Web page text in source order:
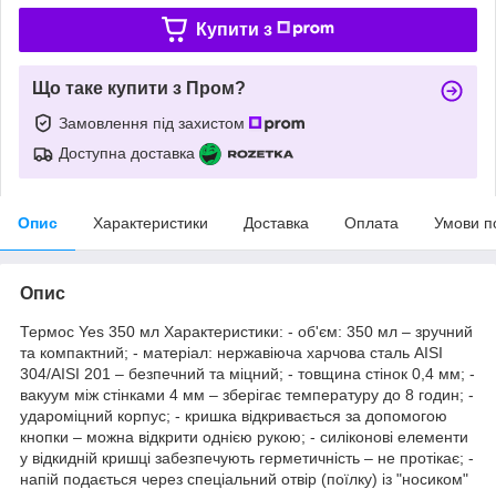
Купити з
Що таке купити з Пром?
Замовлення під захистом
Доступна доставка
Опис Характеристики Доставка Оплата Умови
Опис
Термос Yes 350 мл Характеристики: - об'єм: 350 мл – зручний
та компактний; - матеріал: нержавіюча харчова сталь AISI
304/AISI 201 – безпечний та міцний; - товщина стінок 0,4 мм; -
вакуум між стінками 4 мм – зберігає температуру до 8 годин; -
удароміцний корпус; - кришка відкривається за допомогою
кнопки – можна відкрити однією рукою; - силіконові елементи
у відкидній кришці забезпечують герметичність – не протікає; -
напій подається через спеціальний отвір (поїлку) із "носиком"